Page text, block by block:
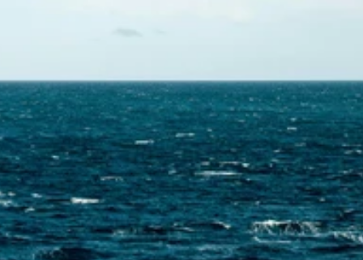
Skontaktuj się z nami